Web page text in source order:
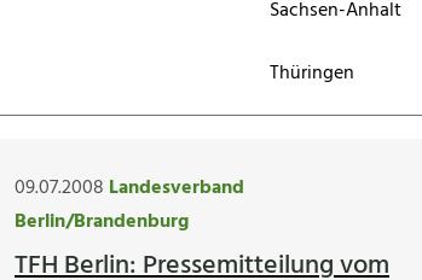
Sachsen-Anhalt
Thüringen
09.07.2008 Landesverband
Berlin/Brandenburg
TFH Berlin: Pressemitteilung vom